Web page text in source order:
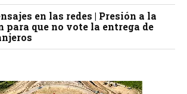
en las redes | Presión a la
para que no vote la entrega de